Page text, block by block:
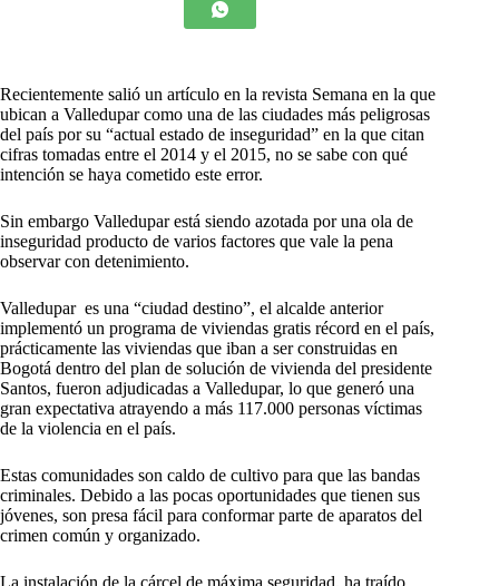
Recientemente salió un artículo en la revista Semana en la que
ubican a Valledupar como una de las ciudades más peligrosas
del país por su “actual estado de inseguridad” en la que citan
cifras tomadas entre el 2014 y el 2015, no se sabe con qué
intención se haya cometido este error.
Sin embargo Valledupar está siendo azotada por una ola de
inseguridad producto de varios factores que vale la pena
observar con detenimiento.
Valledupar es una “ciudad destino”, el alcalde anterior
implementó un programa de viviendas gratis récord en el país,
prácticamente las viviendas que iban a ser construidas en
Bogotá dentro del plan de solución de vivienda del presidente
Santos, fueron adjudicadas a Valledupar, lo que generó una
gran expectativa atrayendo a más 117.000 personas víctimas
de la violencia en el país.
Estas comunidades son caldo de cultivo para que las bandas
criminales. Debido a las pocas oportunidades que tienen sus
jóvenes, son presa fácil para conformar parte de aparatos del
crimen común y organizado.